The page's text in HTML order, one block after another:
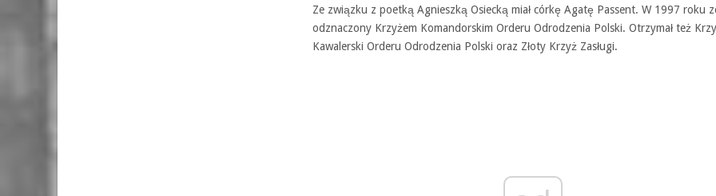
Ze związku z poetką Agnieszką Osiecką miał córkę Agatę Passent. W 1997 roku
odznaczony Krzyżem Komandorskim Orderu Odrodzenia Polski. Otrzymał też
Kawalerski Orderu Odrodzenia Polski oraz Złoty Krzyż Zasługi.